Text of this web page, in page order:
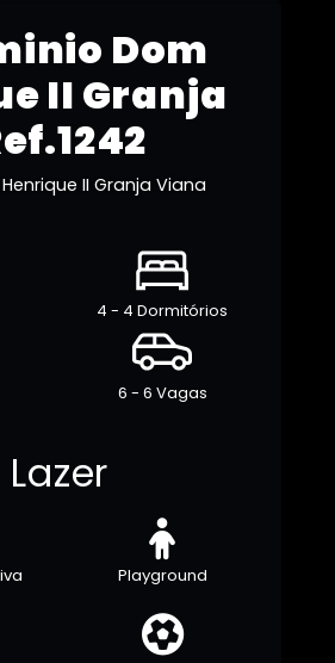
Dom
II Granja
II Granja Viana
4 - 4 Dormitórios
6 - 6 Vagas
Playground